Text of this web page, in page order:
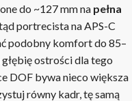
do ~127 mm na pełna
portrecista na APS-C
podobny komfort do 85–
głębię ostrości dla tego
DOF bywa nieco większa
równy kadr, tę samą